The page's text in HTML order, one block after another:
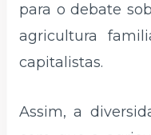
para o debate
agricultura
capitalistas.
Assim, a